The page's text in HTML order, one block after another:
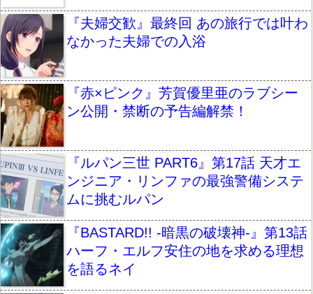
『夫婦交歓』最終回 あの旅行では叶わ
なかった夫婦での入浴
『赤×ピンク』芳賀優里亜のラブシー
ン公開・禁断の予告編解禁！
『ルパン三世 PART6』第17話 天才エ
ンジニア・リンファの最強警備システ
ムに挑むルパン
『BASTARD!! -暗黒の破壊神-』第13話
ハーフ・エルフ安住の地を求める理想
を語るネイ